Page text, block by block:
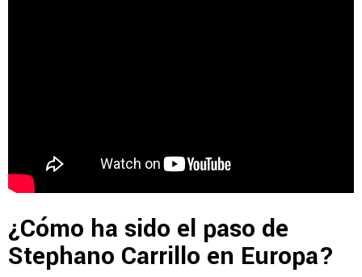
¿Cómo ha sido el paso de
Stephano Carrillo en Europa?